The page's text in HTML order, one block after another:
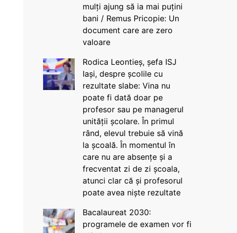
mulți ajung să ia mai puțini
bani / Remus Pricopie: Un
document care are zero
valoare
Rodica Leontieș, șefa ISJ
Iași, despre școlile cu
rezultate slabe: Vina nu
poate fi dată doar pe
profesor sau pe managerul
unității școlare. În primul
rând, elevul trebuie să vină
la școală. În momentul în
care nu are absențe și a
frecventat zi de zi școala,
atunci clar că și profesorul
poate avea niște rezultate
Bacalaureat 2030:
programele de examen vor fi